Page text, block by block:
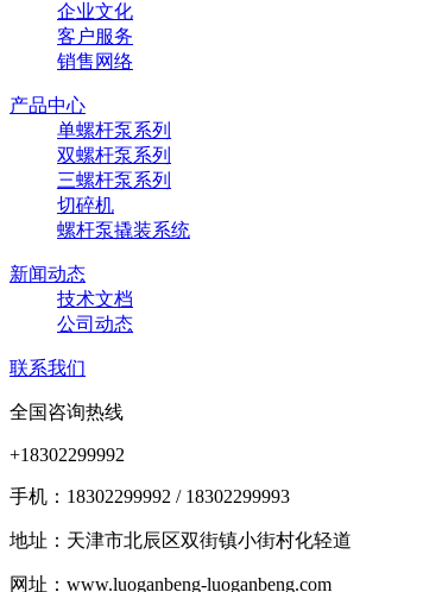
企业文化
客户服务
销售网络
产品中心
单螺杆泵系列
双螺杆泵系列
三螺杆泵系列
切碎机
螺杆泵撬装系统
新闻动态
技术文档
公司动态
联系我们
全国咨询热线
+18302299992
手机：18302299992 / 18302299993
地址：天津市北辰区双街镇小街村化轻道
网址：www.luoganbeng-luoganbeng.com